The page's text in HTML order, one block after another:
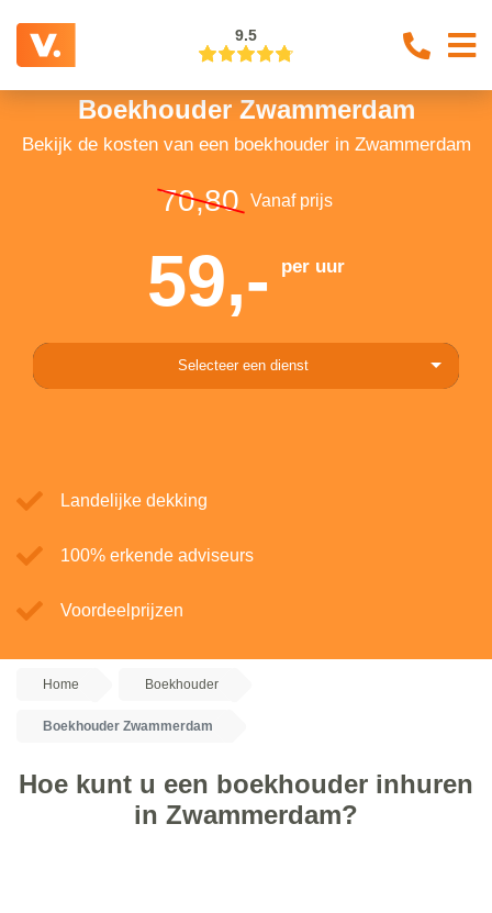
9.5
Boekhouder Zwammerdam
Bekijk de kosten van een boekhouder in Zwammerdam
70,80 Vanaf prijs
59,- per uur
Selecteer een dienst
Landelijke dekking
100% erkende adviseurs
Voordeelprijzen
Home Boekhouder
Boekhouder Zwammerdam
Hoe kunt u een boekhouder inhuren
in Zwammerdam?